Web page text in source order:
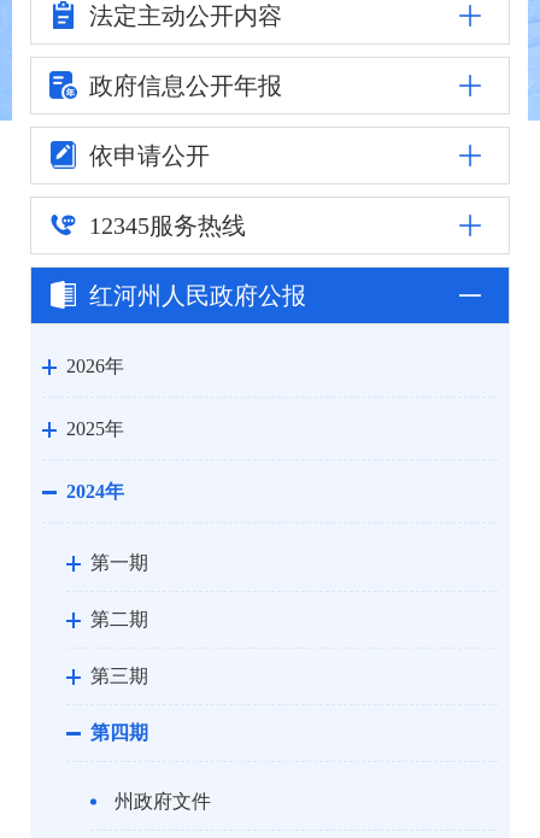
法定主动公开内容
政府信息公开年报
依申请公开
12345服务热线
红河州人民政府公报
2026年
2025年
2024年
第一期
第二期
第三期
第四期
州政府文件